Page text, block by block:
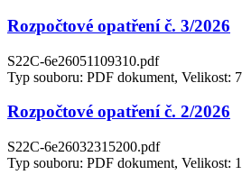
Rozpočtové opatření č. 3/2026
S22C-6e26051109310.pdf
Typ souboru: PDF dokument, Velikost:
Rozpočtové opatření č. 2/2026
S22C-6e26032315200.pdf
Typ souboru: PDF dokument, Velikost: